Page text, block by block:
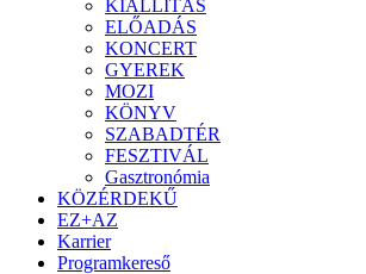
KIÁLLÍTÁS
ELŐADÁS
KONCERT
GYEREK
MOZI
KÖNYV
SZABADTÉR
FESZTIVÁL
Gasztronómia
KÖZÉRDEKŰ
EZ+AZ
Karrier
Programkereső